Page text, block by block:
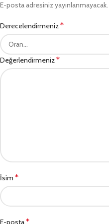
E-posta adresiniz yayınlanmayacak.
Derecelendirmeniz*
Değerlendirmeniz*
İsim *
E-posta*